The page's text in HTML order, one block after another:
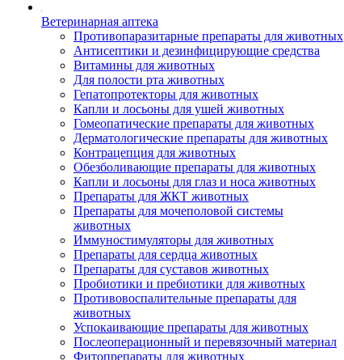
Ветеринарная аптека
Противопаразитарные препараты для животных
Антисептики и дезинфицирующие средства
Витамины для животных
Для полости рта животных
Гепатопротекторы для животных
Капли и лосьоны для ушей животных
Гомеопатические препараты для животных
Дерматологические препараты для животных
Контрацепция для животных
Обезболивающие препараты для животных
Капли и лосьоны для глаз и носа животных
Препараты для ЖКТ животных
Препараты для мочеполовой системы
животных
Иммуностимуляторы для животных
Препараты для сердца животных
Препараты для суставов животных
Пробиотики и пребиотики для животных
Противовоспалительные препараты для
животных
Успокаивающие препараты для животных
Послеоперационный и перевязочный материал
Фитопрепараты для животных